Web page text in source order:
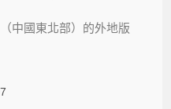
中國東北部）的外地版